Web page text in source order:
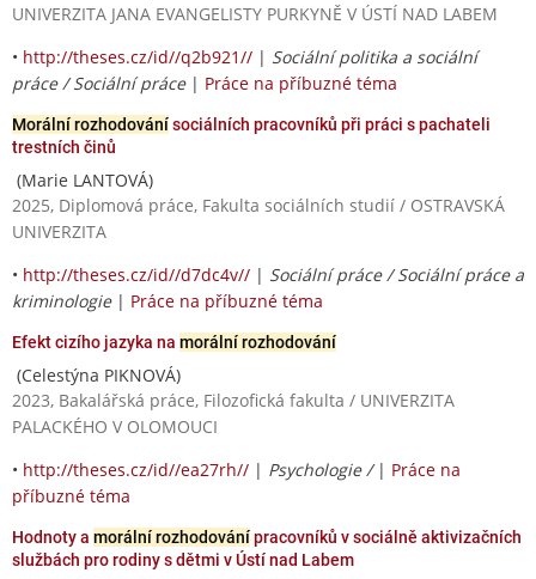
UNIVERZITA JANA EVANGELISTY PURKYNĚ V ÚSTÍ NAD LABEM
• http://theses.cz/id//q2b921// | Sociální politika a sociální
práce / Sociální práce| Práce na příbuzné téma
Morální rozhodovánísociálních pracovníků při práci s pachateli
trestních činů
(Marie LANTOVÁ)
2025, Diplomová práce, Fakulta sociálních studií / OSTRAVSKÁ
UNIVERZITA
• http://theses.cz/id//d7dc4v// | Sociální práce / Sociální práce a
kriminologie| Práce na příbuzné téma
Efekt cizího jazyka na morální rozhodování
(Celestýna PIKNOVÁ)
2023, Bakalářská práce, Filozofická fakulta / UNIVERZITA
PALACKÉHO V OLOMOUCI
• http://theses.cz/id//ea27rh// | Psychologie / | Práce na
příbuzné téma
Hodnoty a morální rozhodovánípracovníků v sociálně aktivizačních
službách pro rodiny s dětmi v Ústí nad Labem